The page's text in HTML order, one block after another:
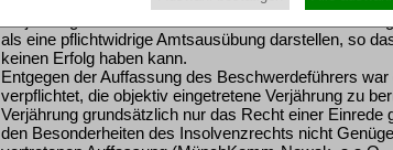
Verjährung wäre der Insolvenzverwalter nicht
als eine pflichtwidrige Amtsausübung darstellen, so
keinen Erfolg haben kann.
Entgegen der Auffassung des Beschwerdeführers
verpflichtet, die objektiv eingetretene Verjährung zu
Verjährung grundsätzlich nur das Recht einer
den Besonderheiten des Insolvenzrechts nicht